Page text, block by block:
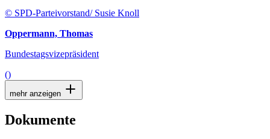
© SPD-Parteivorstand/ Susie Knoll
Oppermann, Thomas
Bundestagsvizepräsident
()
mehr anzeigen
Dokumente